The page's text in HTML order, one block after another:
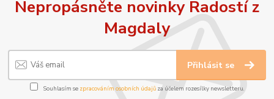
Nepropásněte novinky Radostí z
Magdaly
Přihlásit se
Souhlasím se zpracováním osobních údajůza účelem rozesílky newsletteru.